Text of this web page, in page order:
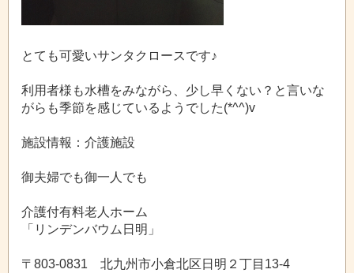
とても可愛いサンタクロースです♪
利用者様も水槽をみながら、少し早くない？と言いな
がらも季節を感じているようでした(*^^)v
施設情報：介護施設
御夫婦でも御一人でも
介護付有料老人ホーム
「リンデンバウム日明」
〒803-0831 北九州市小倉北区日明２丁目13-4